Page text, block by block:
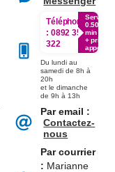
Téléphone
: 0892 350
322
Service
0.50€ /
min
+ prix
appel
Du lundi au
samedi de 8h à
20h
et le dimanche
de 9h à 13h
Par email :
Contactez-
nous
Par courrier
: Marianne